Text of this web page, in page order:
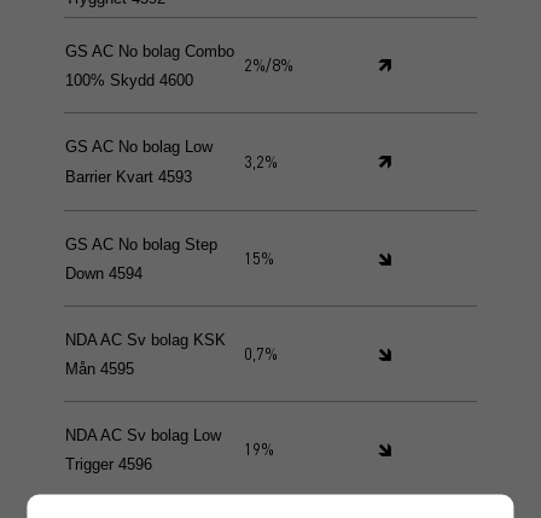
GS AC No bolag Combo
100% Skydd 4600
2%/8% 🡽
GS AC No bolag Low
Barrier Kvart 4593
3,2% 🡽
GS AC No bolag Step
Down 4594
15% 🡾
NDA AC Sv bolag KSK
Mån 4595
0,7% 🡾
NDA AC Sv bolag Low
Trigger 4596
19% 🡾